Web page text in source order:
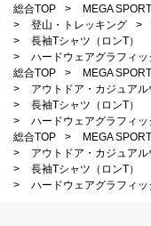
総合TOP > MEGA
>
登山・トレッキング >
>
長袖Tシャツ（ロンT）
>
ハードウェアグラフィ
総合TOP
> MEGA
>
アウトドア・カジュアル
>
長袖Tシャツ（ロンT）
>
ハードウェアグラフィ
総合TOP
> MEGA
>
アウトドア・カジュアル
>
長袖Tシャツ（ロンT）
>
ハードウェアグラフィ